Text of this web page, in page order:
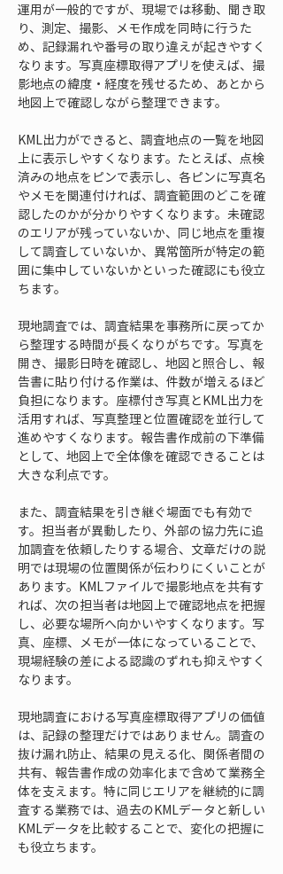
運用が一般的ですが、現場では移動、聞き取
り、測定、撮影、メモ作成を同時に行うた
め、記録漏れや番号の取り違えが起きやすく
なります。写真座標取得アプリを使えば、撮
影地点の緯度・経度を残せるため、あとから
地図上で確認しながら整理できます。
KML出力ができると、調査地点の一覧を地図
上に表示しやすくなります。たとえば、点検
済みの地点をピンで表示し、各ピンに写真名
やメモを関連付ければ、調査範囲のどこを確
認したのかが分かりやすくなります。未確認
のエリアが残っていないか、同じ地点を重複
して調査していないか、異常箇所が特定の範
囲に集中していないかといった確認にも役立
ちます。
現地調査では、調査結果を事務所に戻ってか
ら整理する時間が長くなりがちです。写真を
開き、撮影日時を確認し、地図と照合し、報
告書に貼り付ける作業は、件数が増えるほど
負担になります。座標付き写真とKML出力を
活用すれば、写真整理と位置確認を並行して
進めやすくなります。報告書作成前の下準備
として、地図上で全体像を確認できることは
大きな利点です。
また、調査結果を引き継ぐ場面でも有効で
す。担当者が異動したり、外部の協力先に追
加調査を依頼したりする場合、文章だけの説
明では現場の位置関係が伝わりにくいことが
あります。KMLファイルで撮影地点を共有す
れば、次の担当者は地図上で確認地点を把握
し、必要な場所へ向かいやすくなります。写
真、座標、メモが一体になっていることで、
現場経験の差による認識のずれも抑えやすく
なります。
現地調査における写真座標取得アプリの価値
は、記録の整理だけではありません。調査の
抜け漏れ防止、結果の見える化、関係者間の
共有、報告書作成の効率化まで含めて業務全
体を支えます。特に同じエリアを継続的に調
査する業務では、過去のKMLデータと新しい
KMLデータを比較することで、変化の把握に
も役立ちます。